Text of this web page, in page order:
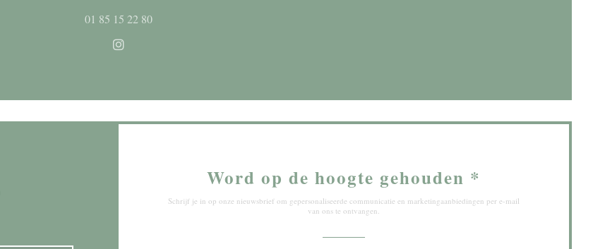
01 85 15 22 80
Instagram ((opent in een nieuw venster))
Word op de hoogte gehouden *
Schrijf je in op onze nieuwsbrief om gepersonaliseerde communicatie en marketingaanbiedingen per e-mail
van ons te ontvangen.